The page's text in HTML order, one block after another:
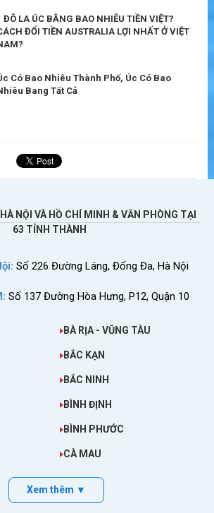
ĐÔ LA ÚC BẰNG BAO NHIÊU TIỀN VIỆT?
ĐỔI TIỀN AUSTRALIA LỢI NHẤT Ở VIỆT
Có Bao Nhiêu Thành Phố, Úc Có Bao
Bang Tất Cả
NỘI VÀ HỒ CHÍ MINH & VĂN PHÒNG TẠI
63 TỈNH THÀNH
Số 226 Đường Láng, Đống Đa, Hà Nội
Số 137 Đường Hòa Hưng, P12, Quận 10
BÀ RỊA - VŨNG TÀU
BẮC KẠN
BẮC NINH
BÌNH ĐỊNH
BÌNH PHƯỚC
CÀ MAU
Xem thêm ▼